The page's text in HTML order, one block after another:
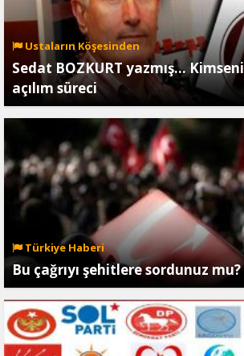
Ustaların Köşesinden
Sedat BOZKURT yazmış…
açılım süreci
Türkiye Haberi
Bu çağrıyı şehitlere sordunuz mu?